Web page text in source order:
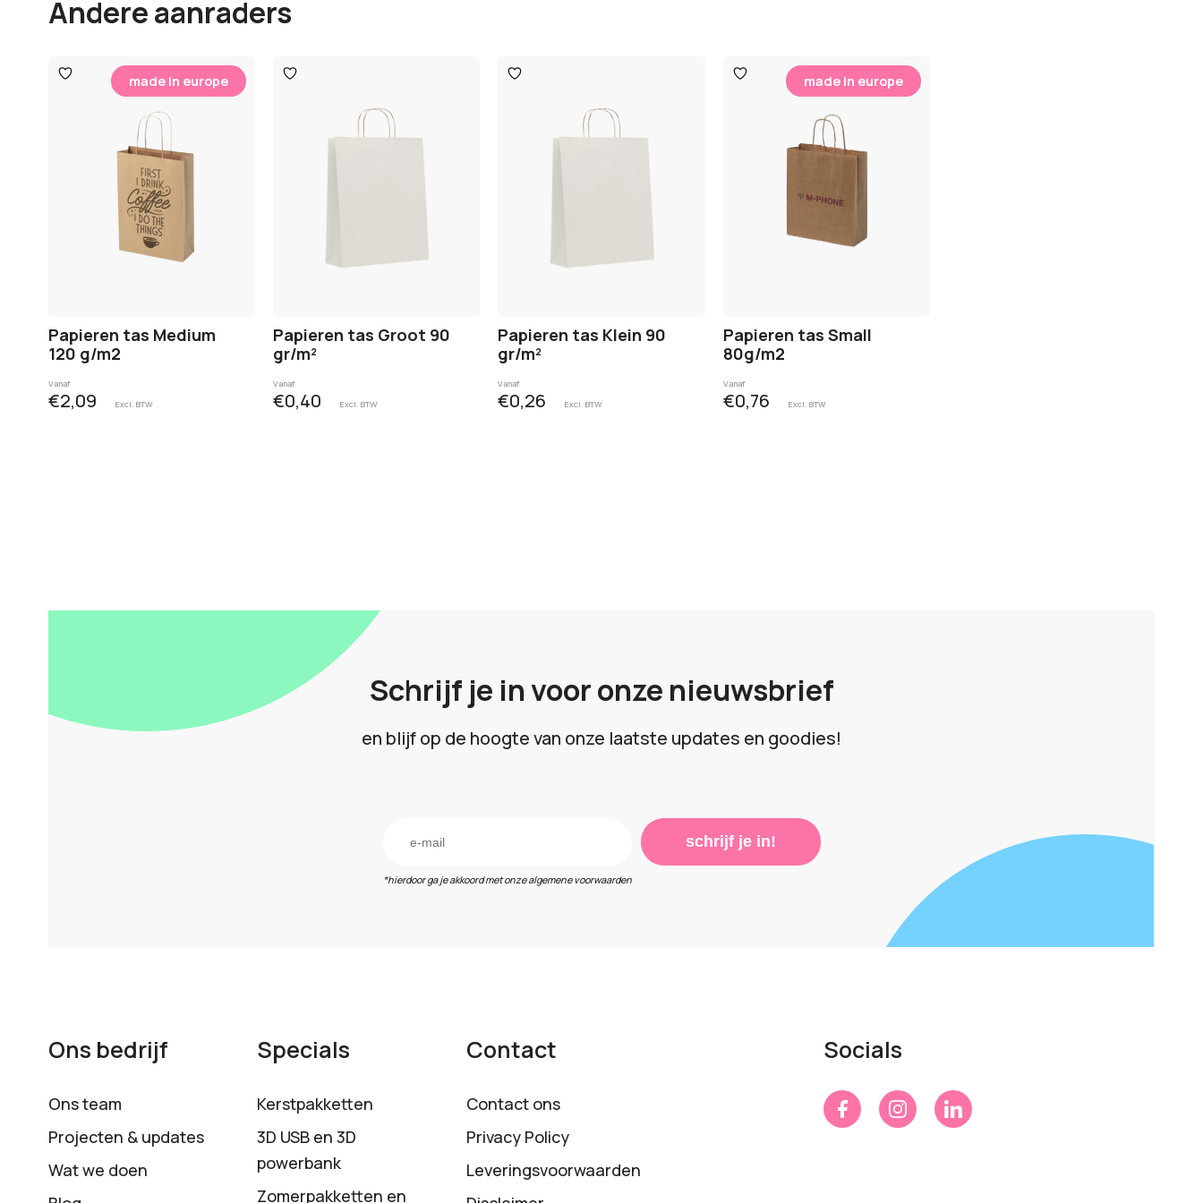
Andere aanraders
Toevoegen
aan
verlanglijst
made in europe
Papieren tas Medium
120 g/m2
Vanaf
€2,09 Excl. BTW
Toevoegen
aan
Papieren tas Groot 90
gr/m²
Vanaf
€0,40 Excl. BTW
Toevoegen
aan
Papieren tas Klein 90
gr/m²
Vanaf
€0,26 Excl. BTW
Toevoegen
aan
verlanglijst
made in europe
Papieren tas Small
80g/m2
Vanaf
€0,76 Excl. BTW
Schrijf je in voor onze nieuwsbrief
en blijf op de hoogte van onze laatste updates en goodies!
*hierdoor ga je akkoord met onze algemene voorwaarden
schrijf je in!
Ons bedrijf
Ons team
Projecten & updates
Wat we doen
Specials
Kerstpakketten
3D USB en 3D
powerbank
Zomerpakketten en
Contact
Contact ons
Privacy Policy
Leveringsvoorwaarden
Socials